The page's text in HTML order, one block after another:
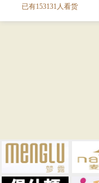
已有153131人看货